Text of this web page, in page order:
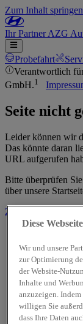
Zum Inhalt springen
IhrPartnerAZG
Probefahrt
Verantwortlich
GmbH.1
Seite nicht
Leider können wir
Das könnte daran
URL aufgerufen
Bitte überprüfen
über unsere
Zur Startseite
Diese
Wir und unsere
zur Optimierung
der Website-
Inhalte und
anzuzeigen.
willigen Sie
dass Ihre Daten